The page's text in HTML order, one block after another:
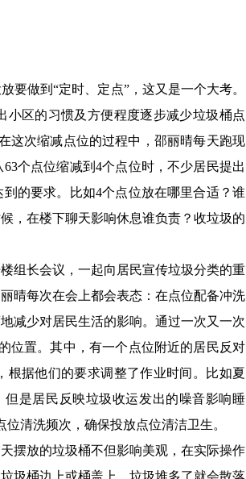
要做到“定时、定点”，这又是一个大考。
区的习惯及方便程度逐步减少垃圾桶点
这次缩减点位的过程中，邵丽晴每天跑现
个点位缩减到4个点位时，不少居民提出
的要求。比如4个点位放在哪里合适？谁
，在楼下聊天影响休息谁负责？收垃圾的
组长会议，一起向居民宣传垃圾分类的重
晴每次在会上都会表态：在点位配备冲洗
减少对居民生活的影响。通过一次又一次
位置。其中，有一个点位附近的居民反对
据他们的要求调整了作业时间。比如夏
是居民反映垃圾收运发出的噪音影响睡
清洗频次，确保投放点位清洁卫生。
摆放的垃圾桶不但影响美观，在实际操作
圾桶边上或桶盖上，垃圾堆多了就会散落